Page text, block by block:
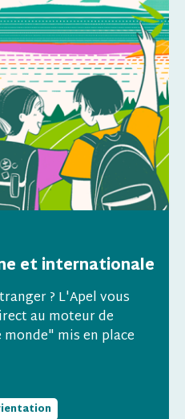
et internationale
? L'Apel vous
au moteur de
mis en place